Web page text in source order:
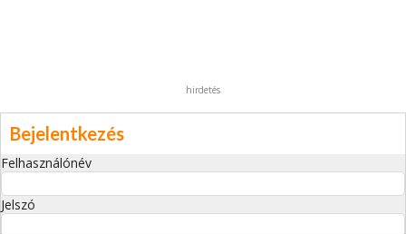
hirdetés
Bejelentkezés
Felhasználónév
Jelszó